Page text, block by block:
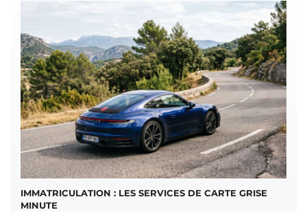
IMMATRICULATION : LES SERVICES DE CARTE GRISE
MINUTE